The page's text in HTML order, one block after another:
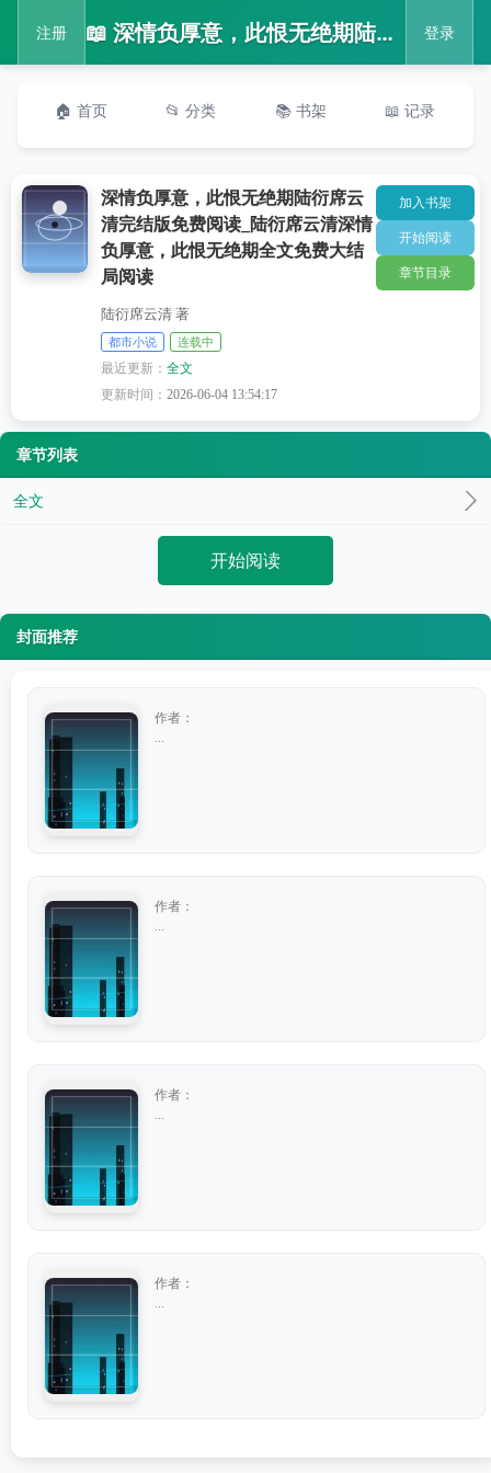
注册 📖 深情负厚意，此恨无绝期陆衍席云清完结版免费阅读_陆衍席云清深情负厚意，此恨无绝期全文免费大结局阅读 登录
🏠 首页 📂 分类 📚 书架 📖 记录
深情负厚意，此恨无绝期陆衍席云
清完结版免费阅读_陆衍席云清深情
负厚意，此恨无绝期全文免费大结
局阅读
陆衍席云清 著
都市小说 连载中
最近更新：全文
更新时间：2026-06-04 13:54:17
加入书架
开始阅读
章节目录
章节列表
全文
开始阅读
封面推荐
作者：
作者：
作者：
作者：